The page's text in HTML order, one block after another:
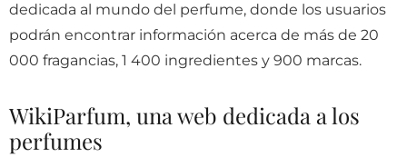
dedicada al mundo del perfume, donde los usuarios
podrán encontrar información acerca de más de 20
000 fragancias, 1 400 ingredientes y 900 marcas.
WikiParfum, una web dedicada a los
perfumes